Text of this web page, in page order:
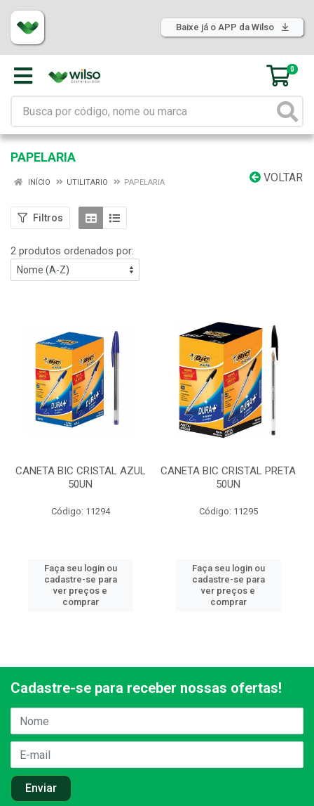
Baixe já o APP da Wilso
0
PAPELARIA
VOLTAR
INÍCIO UTILITARIO PAPELARIA
Filtros
2 produtos ordenados por:
CANETA BIC CRISTAL AZUL
50UN
Código: 11294
Faça seu login ou
cadastre-se para
ver preços e
comprar
CANETA BIC CRISTAL PRETA
50UN
Código: 11295
Faça seu login ou
cadastre-se para
ver preços e
comprar
Cadastre-se para receber nossas ofertas!